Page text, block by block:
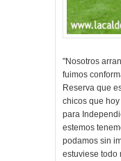
"Nosotros
fuimos
Reserva que
chicos que
para
estemos
podamos sin
estuviese todo